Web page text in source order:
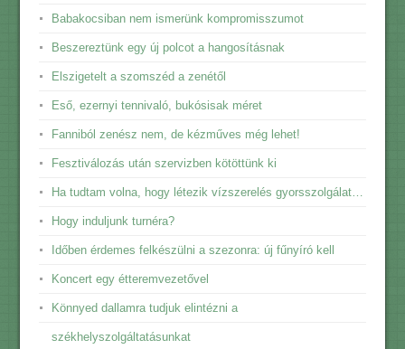
Babakocsiban nem ismerünk kompromisszumot
Beszereztünk egy új polcot a hangosításnak
Elszigetelt a szomszéd a zenétől
Eső, ezernyi tennivaló, bukósisak méret
Fanniból zenész nem, de kézműves még lehet!
Fesztiválozás után szervizben kötöttünk ki
Ha tudtam volna, hogy létezik vízszerelés gyorsszolgálat…
Hogy induljunk turnéra?
Időben érdemes felkészülni a szezonra: új fűnyíró kell
Koncert egy étteremvezetővel
Könnyed dallamra tudjuk elintézni a
székhelyszolgáltatásunkat